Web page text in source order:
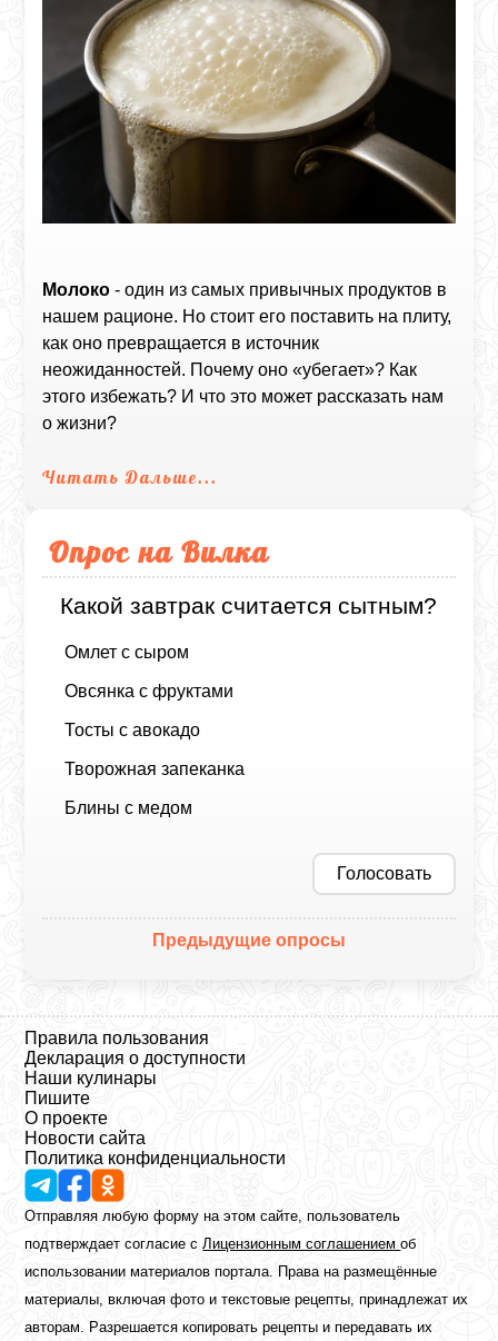
Молоко - один из самых привычных продуктов в
нашем рационе. Но стоит его поставить на плиту,
как оно превращается в источник
неожиданностей. Почему оно «убегает»? Как
этого избежать? И что это может рассказать нам
о жизни?
Читать Дальше...
Опрос на Вилка
Какой завтрак считается сытным?
Омлет с сыром
Овсянка с фруктами
Тосты с авокадо
Творожная запеканка
Блины с медом
Голосовать
Предыдущие опросы
Правила пользования
Декларация о доступности
Наши кулинары
Пишите
О проекте
Новости сайта
Политика конфиденциальности
Отправляя любую форму на этом сайте, пользователь
подтверждает согласие сЛицензионным соглашениемоб
использовании материалов портала. Права на размещённые
материалы, включая фото и текстовые рецепты, принадлежат их
авторам. Разрешается копировать рецепты и передавать их